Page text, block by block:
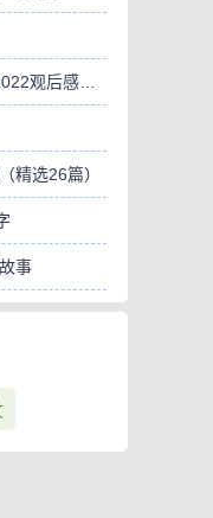
9月开学第一课安全教育2022观后感范文（精选8篇）
精选26篇）
事